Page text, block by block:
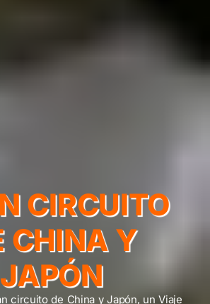
CIRCUITO
CHINA Y
JAPÓN
circuito de China y Japón, un Viaje